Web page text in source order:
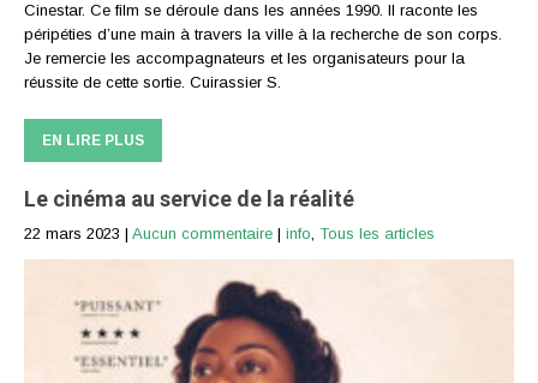
Cinestar. Ce film se déroule dans les années 1990. Il raconte les
péripéties d’une main à travers la ville à la recherche de son corps.
Je remercie les accompagnateurs et les organisateurs pour la
réussite de cette sortie. Cuirassier S.
EN LIRE PLUS
Le cinéma au service de la réalité
22 mars 2023 | Aucun commentaire | info, Tous les articles